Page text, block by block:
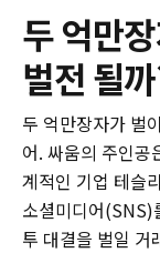
두 억만
벌전 될
두 억만장자가 벌
어. 싸움의 주인공
계적인 기업 테슬
소셜미디어(SNS)
투 대결을 벌일 거